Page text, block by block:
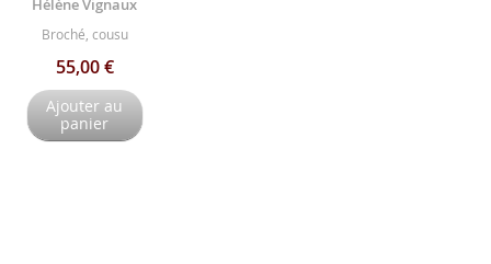
Hélène Vignaux
Broché, cousu
55,00 €
Ajouter au
panier